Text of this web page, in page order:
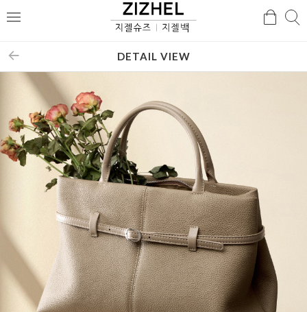
메
검
DETAIL VIEW